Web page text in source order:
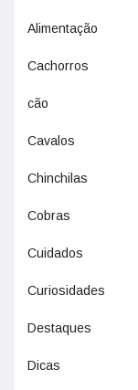
Alimentação
Cachorros
cão
Cavalos
Chinchilas
Cobras
Cuidados
Curiosidades
Destaques
Dicas